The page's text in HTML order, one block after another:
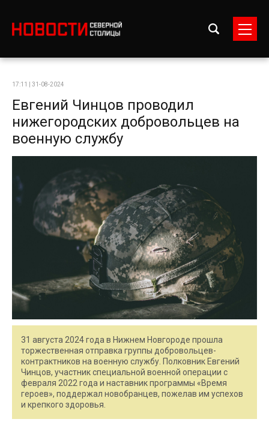
17:11 | 31-08-2024
Евгений Чинцов проводил
нижегородских добровольцев на
военную службу
31 августа 2024 года в Нижнем Новгороде прошла
торжественная отправка группы добровольцев-
контрактников на военную службу. Полковник Евгений
Чинцов, участник специальной военной операции с
февраля 2022 года и наставник программы «Время
героев», поддержал новобранцев, пожелав им успехов
и крепкого здоровья.